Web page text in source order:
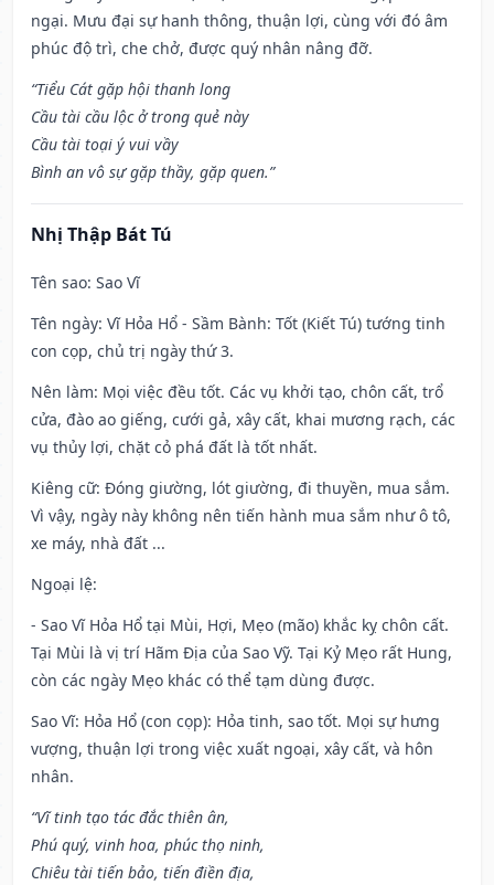
ngại. Mưu đại sự hanh thông, thuận lợi, cùng với đó âm
phúc độ trì, che chở, được quý nhân nâng đỡ.
“Tiểu Cát gặp hội thanh long
Cầu tài cầu lộc ở trong quẻ này
Cầu tài toại ý vui vầy
Bình an vô sự gặp thầy, gặp quen.”
Nhị Thập Bát Tú
Tên sao: Sao Vĩ
Tên ngày: Vĩ Hỏa Hổ - Sầm Bành: Tốt (Kiết Tú) tướng tinh
con cọp, chủ trị ngày thứ 3.
Nên làm: Mọi việc đều tốt. Các vụ khởi tạo, chôn cất, trổ
cửa, đào ao giếng, cưới gả, xây cất, khai mương rạch, các
vụ thủy lợi, chặt cỏ phá đất là tốt nhất.
Kiêng cữ: Đóng giường, lót giường, đi thuyền, mua sắm.
Vì vậy, ngày này không nên tiến hành mua sắm như ô tô,
xe máy, nhà đất ...
Ngoại lệ:
- Sao Vĩ Hỏa Hổ tại Mùi, Hợi, Mẹo (mão) khắc kỵ chôn cất.
Tại Mùi là vị trí Hãm Địa của Sao Vỹ. Tại Kỷ Mẹo rất Hung,
còn các ngày Mẹo khác có thể tạm dùng được.
Sao Vĩ: Hỏa Hổ (con cọp): Hỏa tinh, sao tốt. Mọi sự hưng
vượng, thuận lợi trong việc xuất ngoại, xây cất, và hôn
nhân.
“Vĩ tinh tạo tác đắc thiên ân,
Phú quý, vinh hoa, phúc thọ ninh,
Chiêu tài tiến bảo, tiến điền địa,